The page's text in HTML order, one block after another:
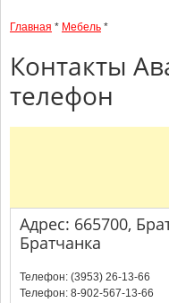
Главная * Мебель *
Контакты
телефон
Адрес: 665700,
Братчанка
Телефон: (3953) 26-13-66
Телефон: 8-902-567-13-66